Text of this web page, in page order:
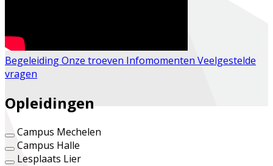
BegeleidingOnze troeven Infomomenten Veelgestelde
vragen
Opleidingen
Campus Mechelen
Campus Halle
Lesplaats Lier